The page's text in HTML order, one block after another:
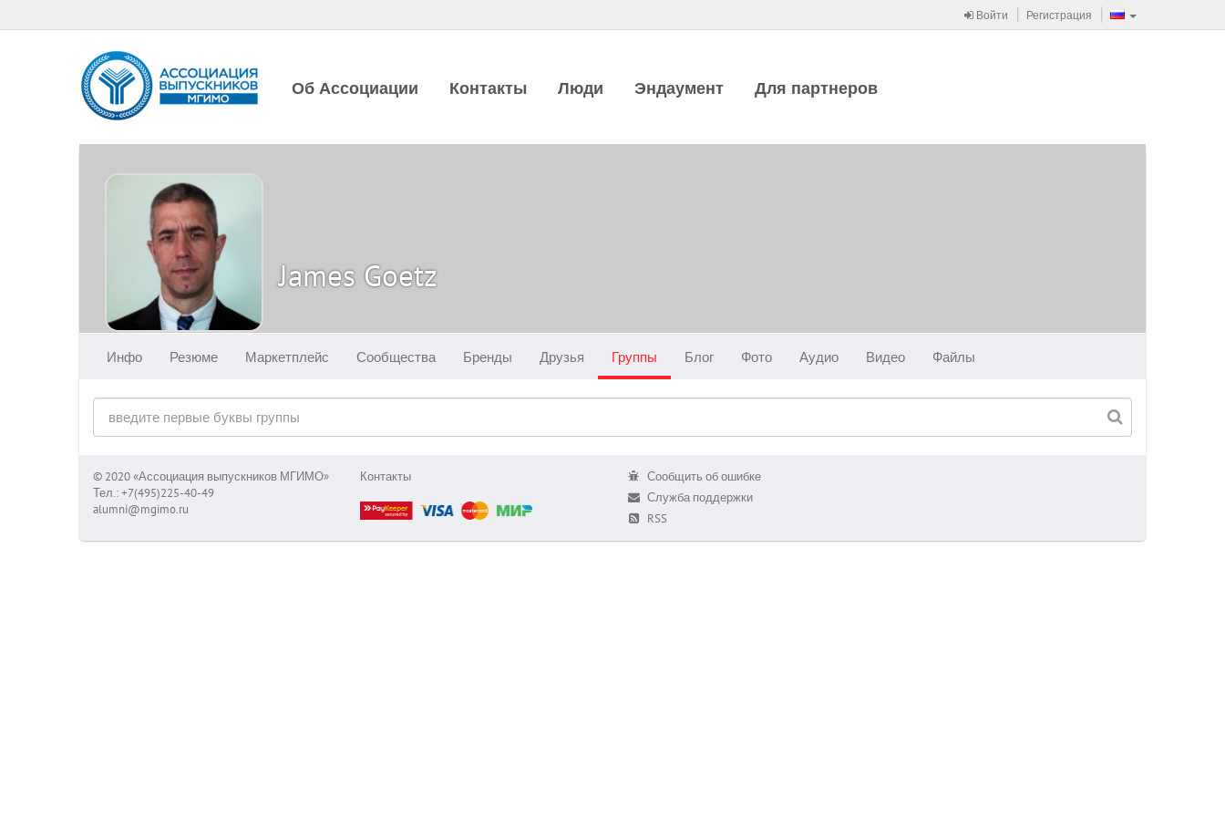
Войти Регистрация
Об Ассоциации Контакты Люди Эндаумент Для партнеров
James Goetz
Инфо Резюме Маркетплейс Сообщества Бренды Друзья Группы Блог Фото Аудио Видео Файлы
© 2020 «Ассоциация выпускников МГИМО»
Тел.: +7(495)225-40-49
alumni@mgimo.ru
Контакты
Сообщить об ошибке
Служба поддержки
RSS